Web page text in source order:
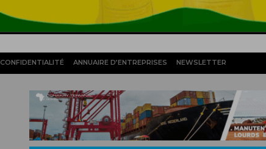
CONFIDENTIALITÉ ANNUAIRE D’ENTREPRISES NEWSLETTER